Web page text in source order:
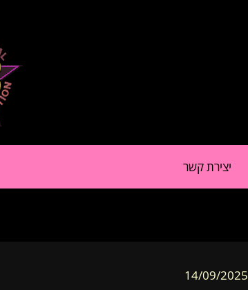
יצירת קשר
14/09/2025